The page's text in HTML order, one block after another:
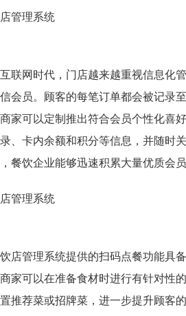
联网时代，门店越来越重视信息化
会员。顾客的每笔订单都会被记录
家可以定制推出符合会员个性化喜
、卡内余额和积分等信息，并随时
餐饮企业能够迅速积累大量优质会
店管理系统提供的扫码点餐功能具
家可以在准备食材时进行有针对性
推荐菜或招牌菜，进一步提升顾客的